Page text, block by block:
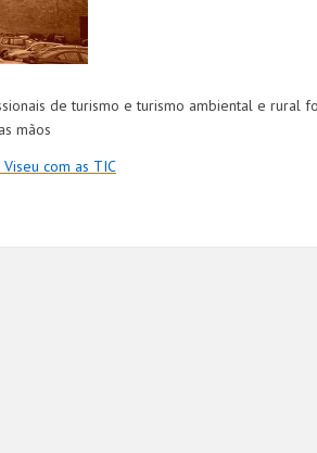
de turismo e turismo ambiental e rural
mãos
com as TIC